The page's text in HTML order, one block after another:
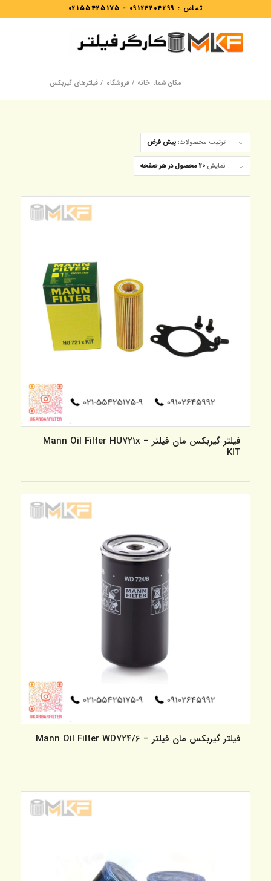
تماس : 09123204299
-
02155425175
مکان شما: خانه / فروشگاه / فیلترهای گیربکس
ترتیب محصولات: پیش فرض
نمایش 20 محصول در هر صفحه
فیلتر گیربکس مان فیلتر – Mann Oil Filter HU721x
KIT
فیلتر گیربکس مان فیلتر – Mann Oil Filter WD724/6